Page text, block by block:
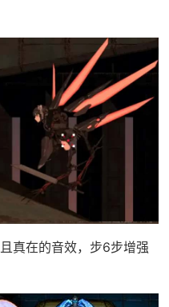
真在的音效，步6步增强